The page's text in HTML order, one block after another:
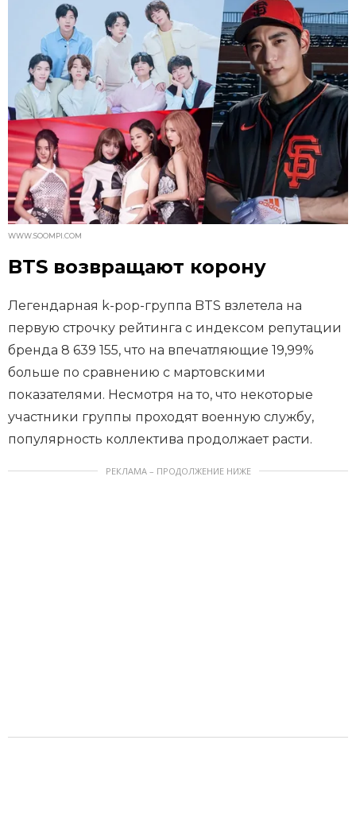
WWW.SOOMPI.COM
BTS возвращают корону
Легендарная k-pop-группа BTS взлетела на
первую строчку рейтинга с индексом репутации
бренда 8 639 155, что на впечатляющие 19,99%
больше по сравнению с мартовскими
показателями. Несмотря на то, что некоторые
участники группы проходят военную службу,
популярность коллектива продолжает расти.
РЕКЛАМА – ПРОДОЛЖЕНИЕ НИЖЕ